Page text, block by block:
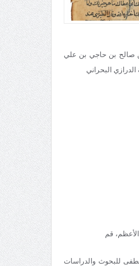
صالح بن حاجي بن علي
البحراني
قم
للبحوث والدراسات